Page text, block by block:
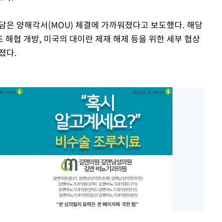
은 양해각서(MOU) 체결에 가까워졌다고 보도했다. 해당
협 개방, 미국의 대이란 제재 해제 등을 위한 세부 협상
다.